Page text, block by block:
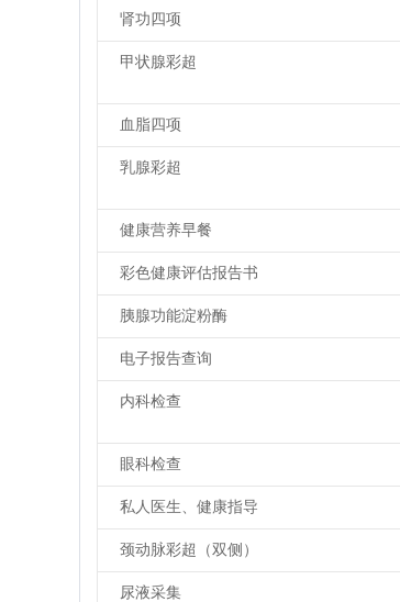
肾功四项
甲状腺彩超
血脂四项
乳腺彩超
健康营养早餐
彩色健康评估报告书
胰腺功能淀粉酶
电子报告查询
内科检查
眼科检查
私人医生、健康指导
颈动脉彩超（双侧）
尿液采集